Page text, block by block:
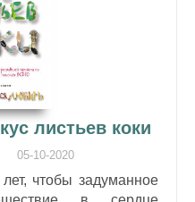
листьев коки
05-10-2020
чтобы задуманное